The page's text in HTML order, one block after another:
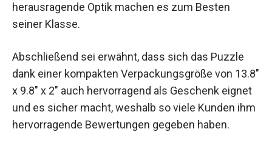
herausragende Optik machen es zum Besten
seiner Klasse.
Abschließend sei erwähnt, dass sich das Puzzle
dank einer kompakten Verpackungsgröße von 13.8″
x 9.8″ x 2″ auch hervorragend als Geschenk eignet
und es sicher macht, weshalb so viele Kunden ihm
hervorragende Bewertungen gegeben haben.